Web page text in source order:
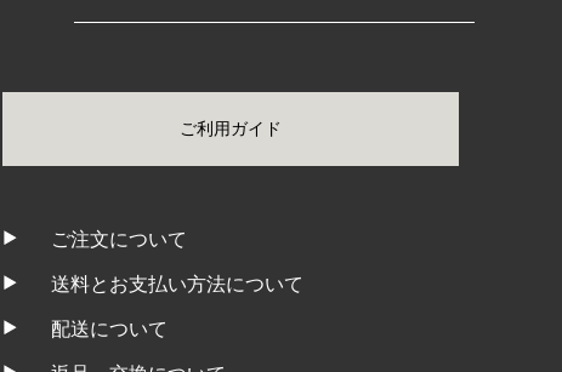
ご利用ガイド
ご注文について
送料とお支払い方法について
配送について